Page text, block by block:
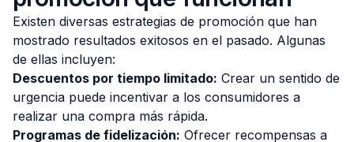
Existen diversas estrategias de promoción que han
mostrado resultados exitosos en el pasado. Algunas
de ellas incluyen:
Descuentos por tiempo limitado: Crear un sentido de
urgencia puede incentivar a los consumidores a
realizar una compra más rápida.
Programas de fidelización: Ofrecer recompensas a